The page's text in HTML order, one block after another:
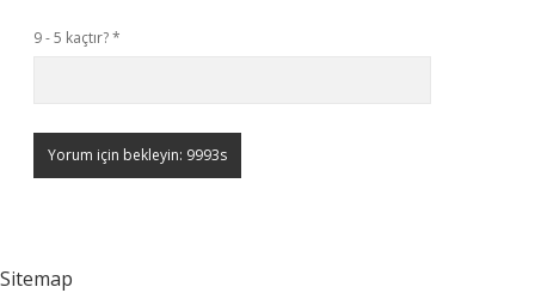
9 - 5 kaçtır?*
Sitemap